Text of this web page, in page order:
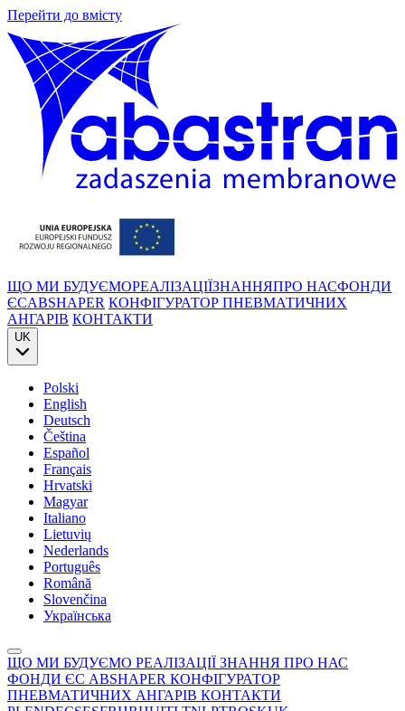
Перейти до вмісту
ЩО МИ БУДУЄМОРЕАЛІЗАЦІЇЗНАННЯПРО НАСФОНДИ
ЄСABSHAPER КОНФІГУРАТОР ПНЕВМАТИЧНИХ
АНГАРІВ КОНТАКТИ
UK
Polski
English
Deutsch
Čeština
Español
Français
Hrvatski
Magyar
Italiano
Lietuvių
Nederlands
Português
Română
Slovenčina
Українська
ЩО МИ БУДУЄМО РЕАЛІЗАЦІЇ ЗНАННЯ ПРО НАС
ФОНДИ ЄС ABSHAPER КОНФІГУРАТОР
ПНЕВМАТИЧНИХ АНГАРІВ КОНТАКТИ